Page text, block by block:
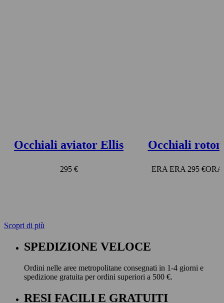
Occhiali aviator Ellis
295 €
Occhiali
295 €
Scopri di più
SPEDIZIONE VELOCE
Ordini nelle aree metropolitane consegnati in 1-4 giorni e
spedizione gratuita per ordini superiori a 500 €.
RESI FACILI E GRATUITI